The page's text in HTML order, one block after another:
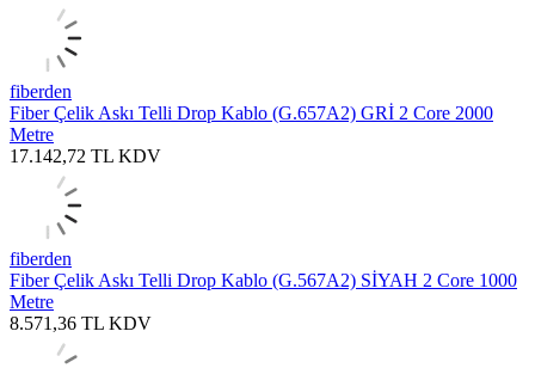
fiberden
Fiber Çelik Askı Telli Drop Kablo (G.657A2) GRİ 2 Core 2000
Metre
17.142,72 TL KDV
fiberden
Fiber Çelik Askı Telli Drop Kablo (G.567A2) SİYAH 2 Core 1000
Metre
8.571,36 TL KDV